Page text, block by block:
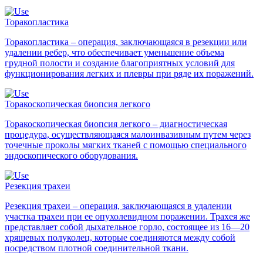
Торакопластика
Торакопластика – операция, заключающаяся в резекции или
удалении ребер, что обеспечивает уменьшение объема
грудной полости и создание благоприятных условий для
функционирования легких и плевры при ряде их поражений.
Торакоскопическая биопсия легкого
Торакоскопическая биопсия легкого – диагностическая
процедура, осуществляющаяся малоинвазивным путем через
точечные проколы мягких тканей с помощью специального
эндоскопического оборудования.
Резекция трахеи
Резекция трахеи – операция, заключающаяся в удалении
участка трахеи при ее опухолевидном поражении. Трахея же
представляет собой дыхательное горло, состоящее из 16—20
хрящевых полуколец, которые соединяются между собой
посредством плотной соединительной ткани.